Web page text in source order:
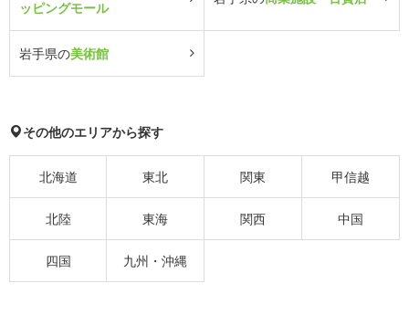
ッピングモール
岩手県の美術館
その他のエリアから探す
北海道 東北 関東 甲信越
北陸 東海 関西 中国
四国 九州・沖縄